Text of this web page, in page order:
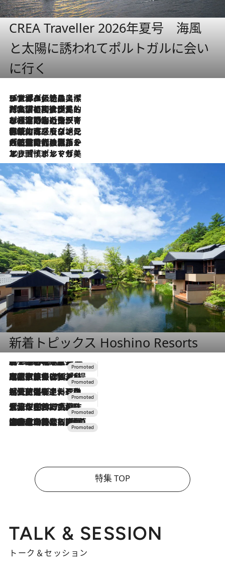
CREA Traveller 2026年夏号 海風
と太陽に誘われてポルトガルに会い
に行く
2026.8.8
リスボンの絶品スイーツ「パステル・デ・ナタ」とは？ポルトガル伝統の奥深い世界へ
2026.7.27
「私の祖国はポルトガル語です」国民的詩人フェルナンド・ペソアと、彼が愛した文学の街を歩く
2026.7.26
ポルトガル近海が育む極上の海の幸。キリリと冷えた白ワインと愉しむ、シーフード専門店の贅沢
2026.7.22
伝統の味をモダンに昇華。高感度な地元客が集う、リスボンの最旬ガストロノミー
2026.7.21
大航海時代の栄華から、震災、独裁、そして革命へ。ポルトガル・首都リスボンの石畳に刻まれた「歴史の光と影」
2026.7.13
エッセイ・ヤマザキマリ「慎ましくも美しき国 ポルトガル」
新着トピックス Hoshino Resorts
2026.8.7
【トンボの足水浴】ヒノキの香りに包まれて涼感マックス！約13℃の湧水かけ流しを避暑地「星野温泉 トンボの湯」で体験
2026.7.31
【ホテル帰省】という選択肢をOMOが提案。家族とほどよい距離を保つには「昼は実家、夜は気兼ねなくホテルで！」
2026.7.24
【夏限定ディナーコース】旬を迎える稚鮎や花ズッキーニなどをイタリア・トスカーナの郷土料理の手法で満喫！
2026.7.17
「土佐和ハーブかき氷」がOMO7高知に登場！生姜、山椒、大葉など目にも舌にも涼を呼ぶ郷土の味
2026.7.10
NEW OPEN！【界 草津】名湯の地に誕生。趣の異なる2種の温泉と上州ならではの会席・蕎麦割烹など美食を味わう究極の癒やし旅
特集 TOP
TALK & SESSION
トーク＆セッション